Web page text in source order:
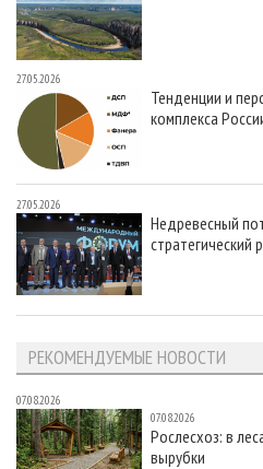
27.05.2026
Тенденции и
комплекса
27.05.2026
Недревесный
стратегический
РЕКОМЕНДУЕМЫЕ НОВОСТИ
07.08.2026
07.08.2026
Рослесхоз: в
вырубки